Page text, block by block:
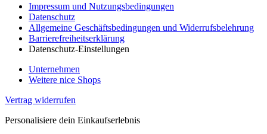
Impressum und Nutzungsbedingungen
Datenschutz
Allgemeine Geschäftsbedingungen und Widerrufsbelehrung
Barrierefreiheitserklärung
Datenschutz-Einstellungen
Unternehmen
Weitere nice Shops
Vertrag widerrufen
Personalisiere dein Einkaufserlebnis